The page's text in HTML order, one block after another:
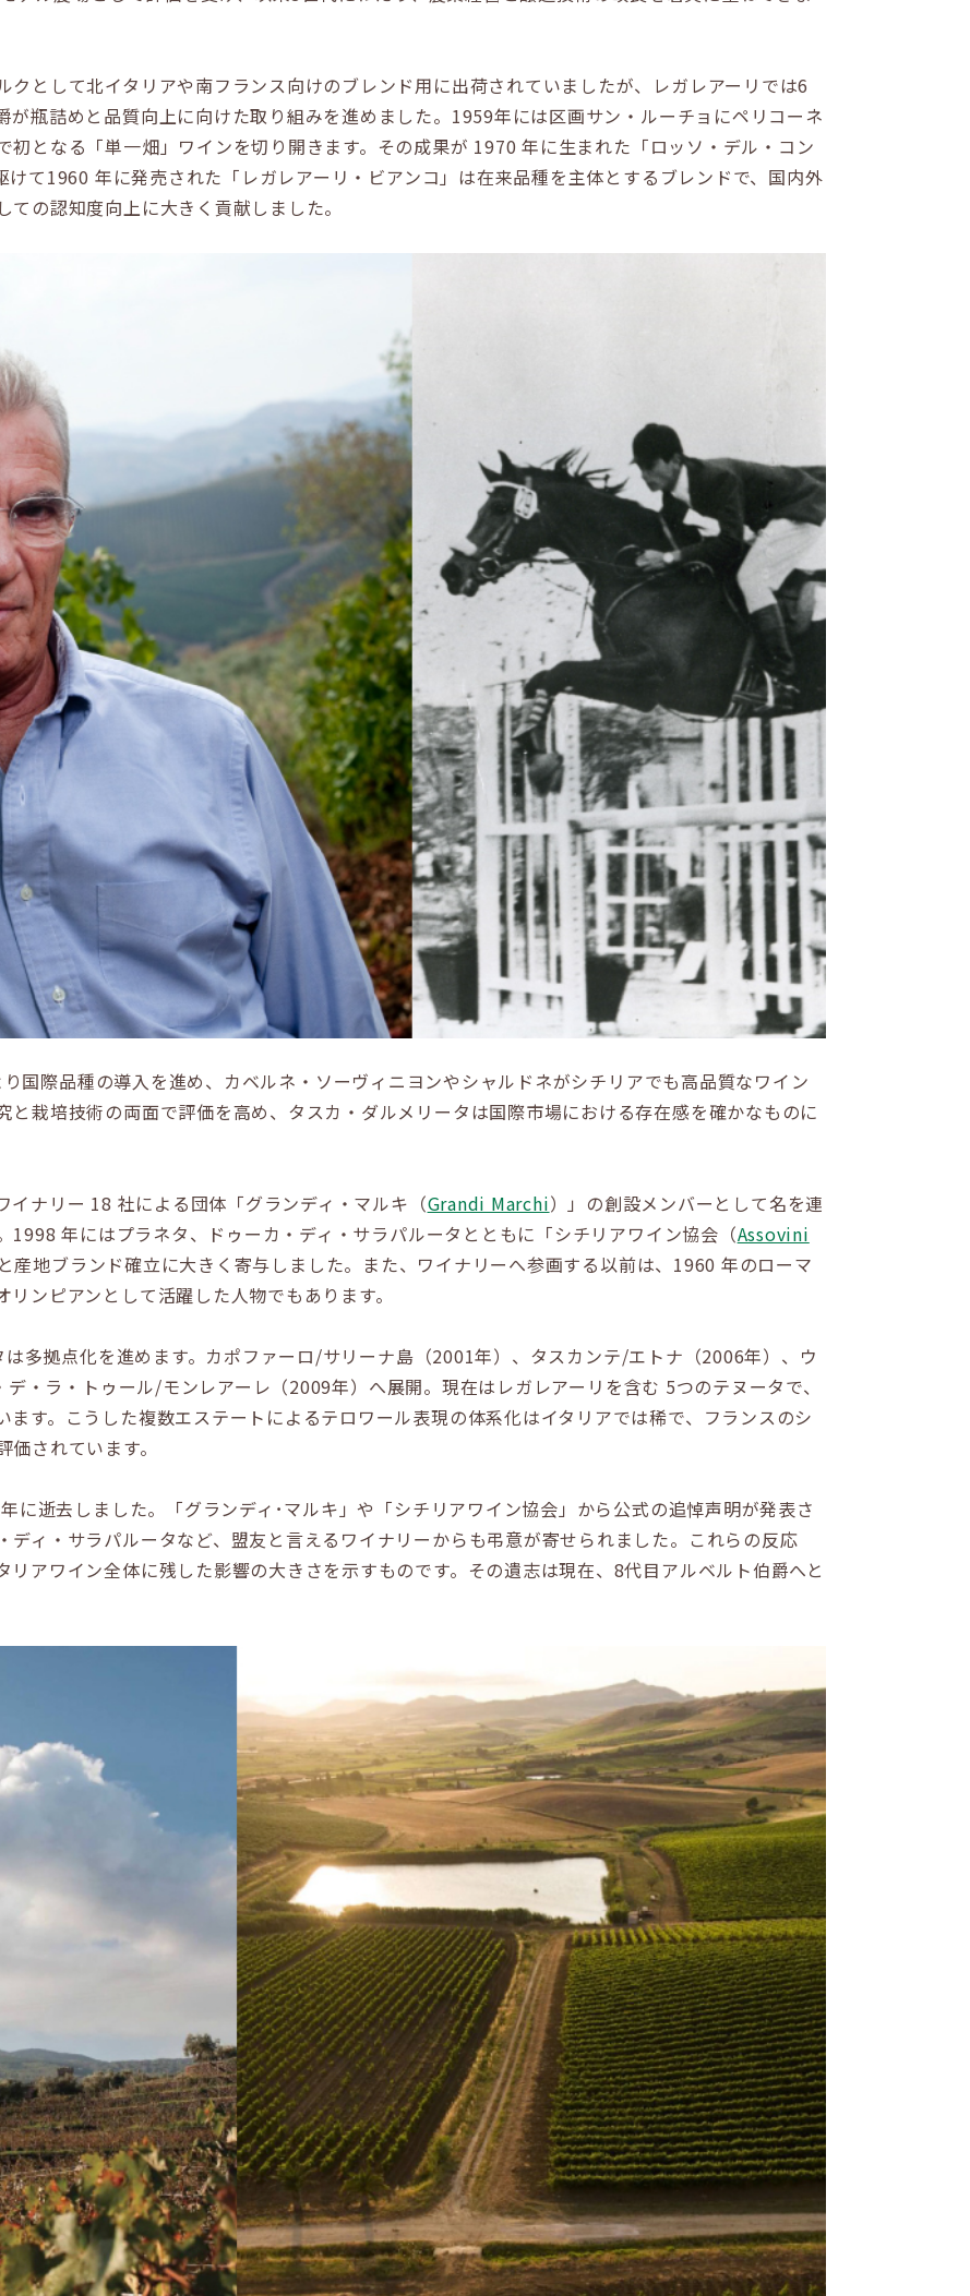
として北イタリアや南フランス向けのブレンド用に出荷されていましたが、レガレアーリでは6
瓶詰めと品質向上に向けた取り組みを進めました。1959年には区画サン・ルーチョにペリコーネ
初となる「単一畑」ワインを切り開きます。その成果が 1970 年に生まれた「ロッソ・デル・コン
て1960 年に発売された「レガレアーリ・ビアンコ」は在来品種を主体とするブレンドで、国内外
の認知度向上に大きく貢献しました。
国際品種の導入を進め、カベルネ・ソーヴィニヨンやシャルドネがシチリアでも高品質なワイン
と栽培技術の両面で評価を高め、タスカ・ダルメリータは国際市場における存在感を確かなものに
ナリー 18 社による団体「グランディ・マルキ（Grandi Marchi）」の創設メンバーとして名を連
1998 年にはプラネタ、ドゥーカ・ディ・サラパルータとともに「シチリアワイン協会（Assovini
産地ブランド確立に大きく寄与しました。また、ワイナリーへ参画する以前は、1960 年のローマ
ンピアンとして活躍した人物でもあります。
多拠点化を進めます。カポファーロ/サリーナ島（2001年）、タスカンテ/エトナ（2006年）、ウ
・ラ・トゥール/モンレアーレ（2009年）へ展開。現在はレガレアーリを含む 5つのテヌータで、
す。こうした複数エステートによるテロワール表現の体系化はイタリアでは稀で、フランスのシ
されています。
に逝去しました。「グランディ･マルキ」や「シチリアワイン協会」から公式の追悼声明が発表さ
ディ・サラパルータなど、盟友と言えるワイナリーからも弔意が寄せられました。これらの反応
アワイン全体に残した影響の大きさを示すものです。その遺志は現在、8代目アルベルト伯爵へと